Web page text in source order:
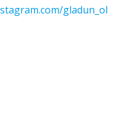
gladun_ol